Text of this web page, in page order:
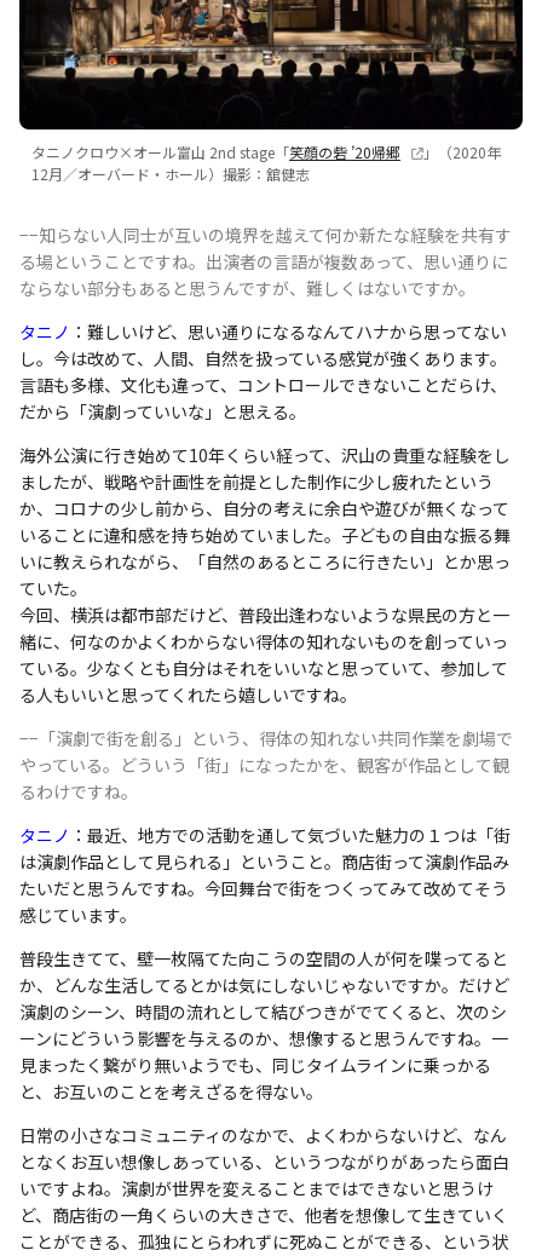
タニノクロウ×オール富山 2nd stage「笑顔の砦 ’20帰郷
」（2020年
12月／オーバード・ホール）撮影：舘健志
−−知らない人同士が互いの境界を越えて何か新たな経験を共有す
る場ということですね。出演者の言語が複数あって、思い通りに
ならない部分もあると思うんですが、難しくはないですか。
タニノ ：難しいけど、思い通りになるなんてハナから思ってない
し。今は改めて、人間、自然を扱っている感覚が強くあります。
言語も多様、文化も違って、コントロールできないことだらけ、
だから「演劇っていいな」と思える。
海外公演に行き始めて10年くらい経って、沢山の貴重な経験をし
ましたが、戦略や計画性を前提とした制作に少し疲れたという
か、コロナの少し前から、自分の考えに余白や遊びが無くなって
いることに違和感を持ち始めていました。子どもの自由な振る舞
いに教えられながら、「自然のあるところに行きたい」とか思っ
ていた。
今回、横浜は都市部だけど、普段出逢わないような県民の方と一
緒に、何なのかよくわからない得体の知れないものを創っていっ
ている。少なくとも自分はそれをいいなと思っていて、参加して
る人もいいと思ってくれたら嬉しいですね。
−−「演劇で街を創る」という、得体の知れない共同作業を劇場で
やっている。どういう「街」になったかを、観客が作品として観
るわけですね。
タニノ ：最近、地方での活動を通して気づいた魅力の１つは「街
は演劇作品として見られる」ということ。商店街って演劇作品み
たいだと思うんですね。今回舞台で街をつくってみて改めてそう
感じています。
普段生きてて、壁一枚隔てた向こうの空間の人が何を喋ってると
か、どんな生活してるとかは気にしないじゃないですか。だけど
演劇のシーン、時間の流れとして結びつきがでてくると、次のシ
ーンにどういう影響を与えるのか、想像すると思うんですね。一
見まったく繋がり無いようでも、同じタイムラインに乗っかる
と、お互いのことを考えざるを得ない。
日常の小さなコミュニティのなかで、よくわからないけど、なん
となくお互い想像しあっている、というつながりがあったら面白
いですよね。演劇が世界を変えることまではできないと思うけ
ど、商店街の一角くらいの大きさで、他者を想像して生きていく
ことができる、孤独にとらわれずに死ぬことができる、という状